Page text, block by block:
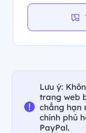
Lưu ý:
trang web
chẳng hạn
chính phủ
PayPal.